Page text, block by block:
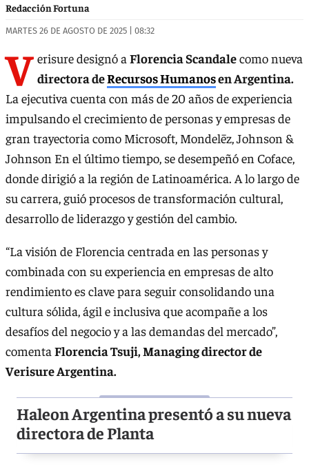
Redacción Fortuna
MARTES 26 DE AGOSTO DE 2025 | 08:32
V erisure designó a Florencia Scandalecomo nueva
directora deRecursos Humanosen Argentina.
La ejecutiva cuenta con más de 20 años de experiencia
impulsando el crecimiento de personas y empresas de
gran trayectoria como Microsoft, Mondelēz, Johnson &
Johnson En el último tiempo, se desempeñó en Coface,
donde dirigió a la región de Latinoamérica. A lo largo de
su carrera, guió procesos de transformación cultural,
desarrollo de liderazgo y gestión del cambio.
“La visión de Florencia centrada en las personas y
combinada con su experiencia en empresas de alto
rendimiento es clave para seguir consolidando una
cultura sólida, ágil e inclusiva que acompañe a los
desafíos del negocio y a las demandas del mercado”,
comenta Florencia Tsuji, Managing director de
Verisure Argentina.
Haleon Argentina presentó a su nueva
directora de Planta